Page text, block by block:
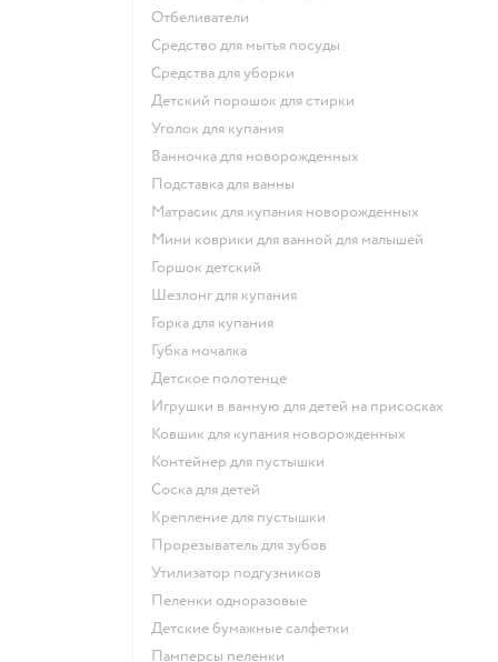
отбеливатели
средство для мытья посуды
средства для уборки
детский порошок для стирки
уголок для купания
ванночка для новорожденных
подставка для ванны
матрасик для купания новорожденных
мини коврики для ванной для малышей
горшок детский
шезлонг для купания
горка для купания
губка мочалка
детское полотенце
игрушки в ванную для детей на присосках
ковшик для купания новорожденных
контейнер для пустышки
соска для детей
крепление для пустышки
прорезыватель для зубов
утилизатор подгузников
пеленки одноразовые
детские бумажные салфетки
памперсы пеленки